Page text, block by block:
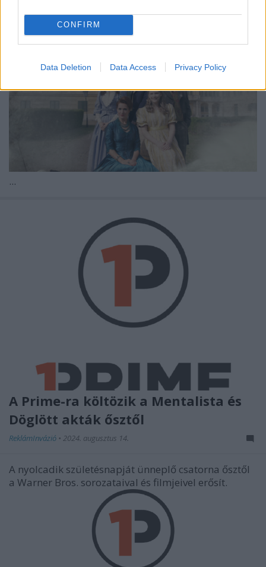
CONFIRM
Data Deletion Data Access Privacy Policy
A Bátrak földje már fut is a Planet TV Planet Eva
nevű csatornáján.
...
A Prime-ra költözik a Mentalista és
Döglött akták ősztől
ReklámInvázió • 2024. augusztus 14.
A nyolcadik születésnapját ünneplő csatorna ősztől
a Warner Bros. sorozataival és filmjeivel erősít.